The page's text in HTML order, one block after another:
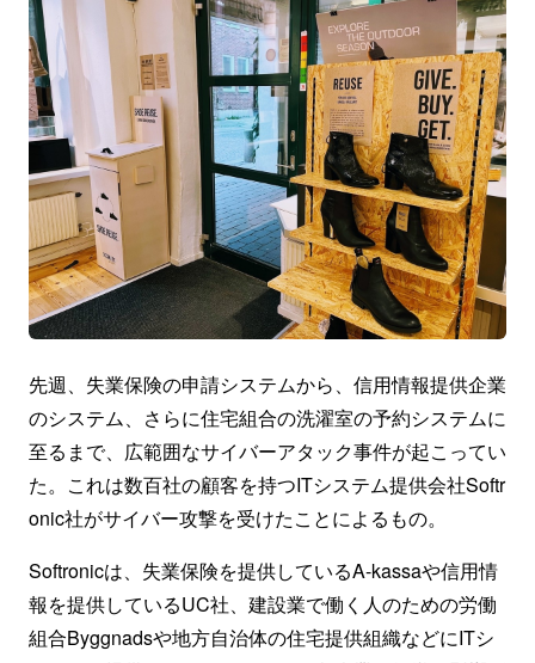
先週、失業保険の申請システムから、信用情報提供企業
のシステム、さらに住宅組合の洗濯室の予約システムに
至るまで、広範囲なサイバーアタック事件が起こってい
た。これは数百社の顧客を持つITシステム提供会社Softr
onic社がサイバー攻撃を受けたことによるもの。
Softronicは、失業保険を提供しているA-kassaや信用情
報を提供しているUC社、建設業で働く人のための労働
組合Byggnadsや地方自治体の住宅提供組織などにITシ